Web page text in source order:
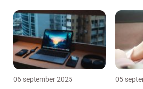
06 september 2025 05